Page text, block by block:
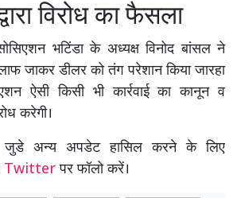
विरोध का फैसला
भटिंडा के अध्यक्ष विनोद बांसल ने
जाकर डीलर को तंग परेशान किया जारहा
ऐसी किसी भी कार्रवाई का कानून व
करेगी।
अन्य अपडेट हासिल करने के लिए
Twitterपर फॉलो करें।